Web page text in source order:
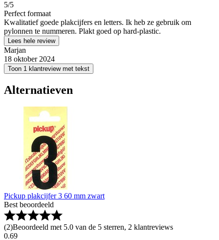
5/5
Perfect formaat
Kwalitatief goede plakcijfers en letters. Ik heb ze gebruik om
pylonnen te nummeren. Plakt goed op hard-plastic.
Lees hele review
Marjan
18 oktober 2024
Toon 1 klantreview met tekst
Alternatieven
Pickup plakcijfer 3 60 mm zwart
Best beoordeeld
(2)Beoordeeld met 5.0 van de 5 sterren, 2 klantreviews
0.69